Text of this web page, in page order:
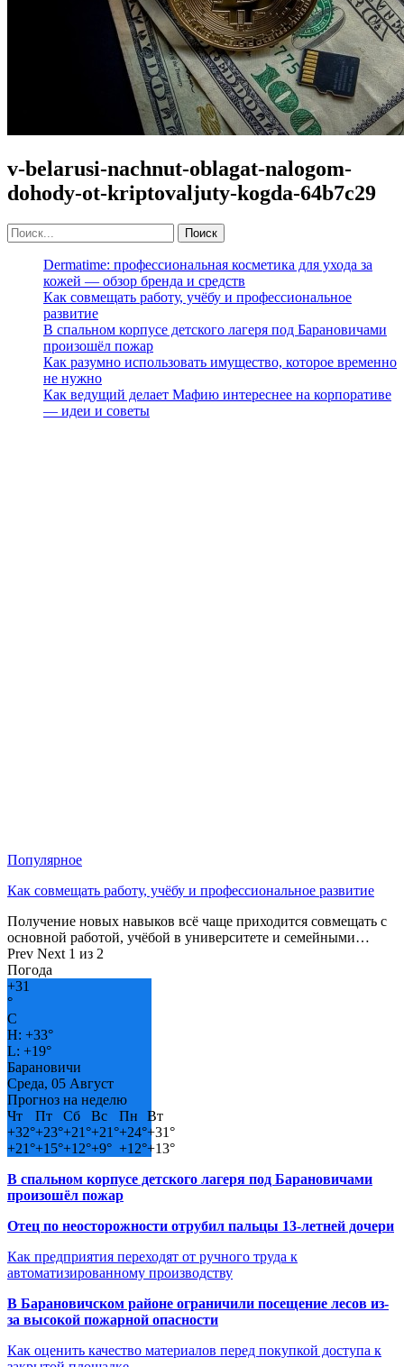
v-belarusi-nachnut-oblagat-nalogom-
dohody-ot-kriptovaljuty-kogda-64b7c29
Dermatime: профессиональная косметика для ухода за
кожей — обзор бренда и средств
Как совмещать работу, учёбу и профессиональное
развитие
В спальном корпусе детского лагеря под Барановичами
произошёл пожар
Как разумно использовать имущество, которое временно
не нужно
Как ведущий делает Мафию интереснее на корпоративе
— идеи и советы
Популярное
Как совмещать работу, учёбу и профессиональное развитие
Получение новых навыков всё чаще приходится совмещать с
основной работой, учёбой в университете и семейными…
Prev Next 1 из 2
Погода
+31
°
C
H: +33°
L: +19°
Барановичи
Среда, 05 Август
Прогноз на неделю
Чт
Пт Сб Вс Пн
Вт
+32°+23°+21°+21°+24°+31°
+21°+15°+12°+9° +12°+13°
В спальном корпусе детского лагеря под Барановичами
произошёл пожар
Отец по неосторожности отрубил пальцы 13-летней дочери
Как предприятия переходят от ручного труда к
автоматизированному производству
В Барановичском районе ограничили посещение лесов из-
за высокой пожарной опасности
Как оценить качество материалов перед покупкой доступа к